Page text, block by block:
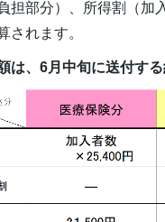
担部分）、所得割（加
されます。
は、6月中旬に送付す